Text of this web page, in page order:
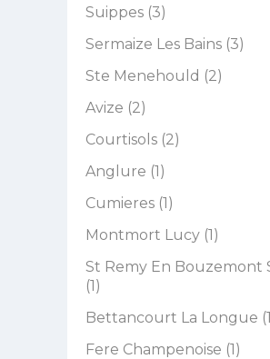
Suippes (3)
Sermaize Les Bains (3)
Ste Menehould (2)
Avize (2)
Courtisols (2)
Anglure (1)
Cumieres (1)
Montmort Lucy (1)
St Remy En Bouzemont
(1)
Bettancourt La Longue
Fere Champenoise (1)